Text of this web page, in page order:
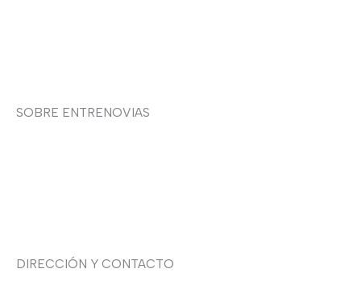
SOBRE ENTRENOVIAS
DIRECCIÓN Y CONTACTO